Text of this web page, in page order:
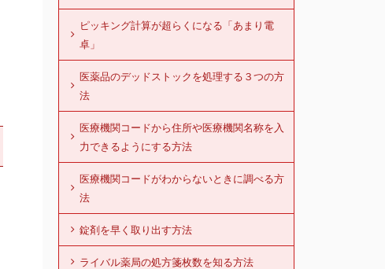
ピッキング計算が超らくになる「あまり電
卓」
医薬品のデッドストックを処理する３つの方
法
医療機関コードから住所や医療機関名称を入
力できるようにする方法
医療機関コードがわからないときに調べる方
法
錠剤を早く取り出す方法
ライバル薬局の処方箋枚数を知る方法